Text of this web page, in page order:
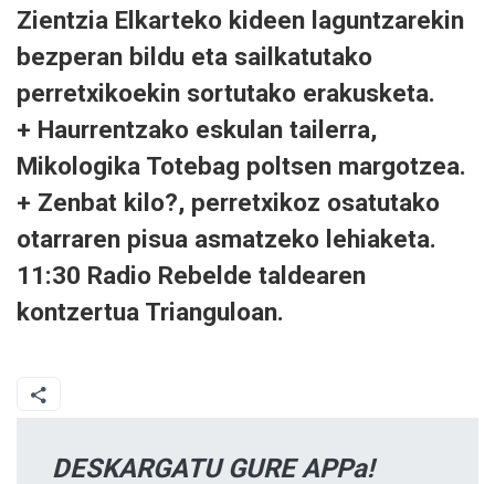
Zientzia Elkarteko kideen laguntzarekin
bezperan bildu eta sailkatutako
perretxikoekin sortutako erakusketa.
+ Haurrentzako eskulan tailerra,
Mikologika Totebag poltsen margotzea.
+ Zenbat kilo?, perretxikoz osatutako
otarraren pisua asmatzeko lehiaketa.
11:30 Radio Rebelde taldearen
kontzertua Trianguloan.
DESKARGATU GURE APPa!